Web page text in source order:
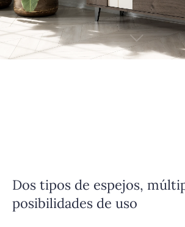
Dos tipos de espejos,
posibilidades de uso